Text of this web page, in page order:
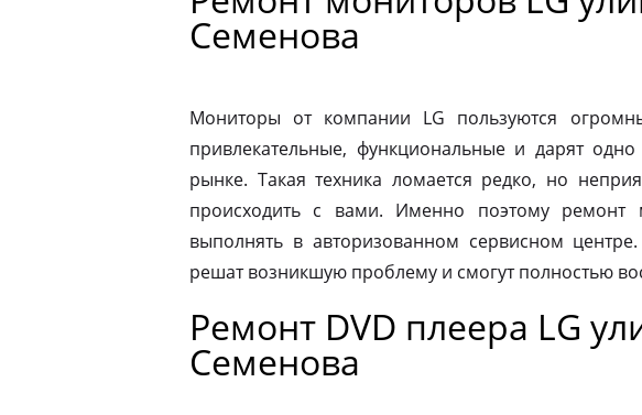
Семенова
Мониторы от компании LG пользуются
привлекательные, функциональные и дарят
рынке. Такая техника ломается редко, но
происходить с вами. Именно поэтому ремонт
выполнять в авторизованном сервисном
решат возникшую проблему и смогут полностью
Ремонт DVD плеера LG
Семенова